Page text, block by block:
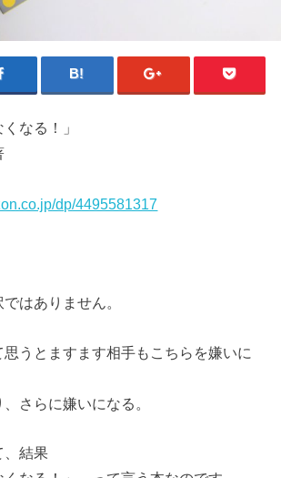
なる！」
dp/4495581317
はありません。
思うとますます相手もこちらを嫌いに
さらに嫌いになる。
、結果